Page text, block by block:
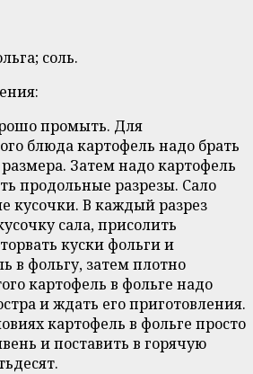
соль.
промыть. Для
блюда картофель надо брать
Затем надо картофель
продольные разрезы. Сало
кусочки. В каждый разрез
сала, присолить
куски фольги и
в фольгу, затем плотно
картофель в фольге надо
и ждать его приготовления.
картофель в фольге просто
и поставить в горячую